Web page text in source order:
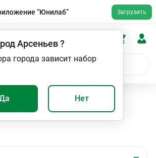
“Юнилаб” Загрузить
Арсеньев?
города зависит набор
Нет
Серологическая
заболеваний
Клещевой